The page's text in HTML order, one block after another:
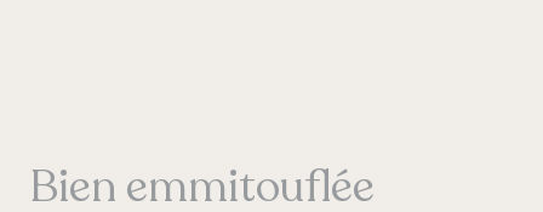
Bien emmitouflée